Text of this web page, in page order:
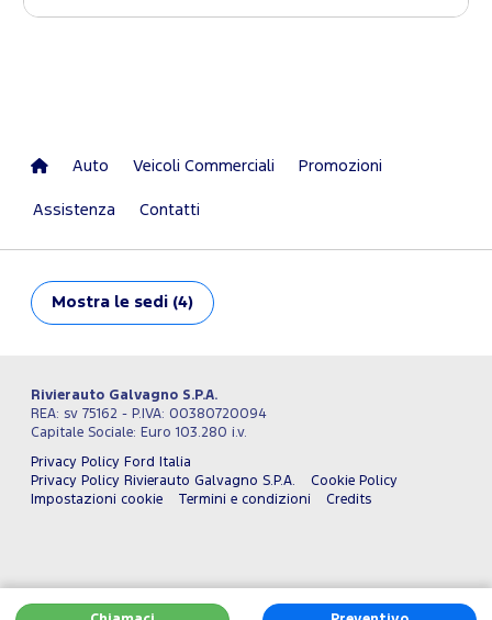
Auto Veicoli Commerciali Promozioni
Assistenza Contatti
Mostra le sedi (4)
Rivierauto Galvagno S.P.A.
REA: sv 75162 - P.IVA: 00380720094
Capitale Sociale: Euro 103.280 i.v.
Privacy Policy Ford Italia
Privacy Policy Rivierauto Galvagno S.P.A.
Cookie Policy
Impostazioni cookie
Termini e condizioni Credits